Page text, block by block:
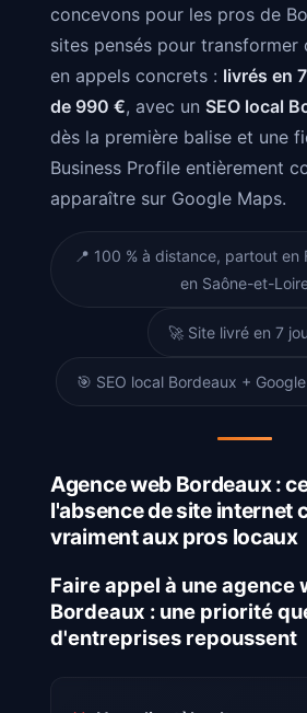
concevons pour les pros de
sites pensés pour transformer
en appels concrets : livrés en
de 990 €, avec un SEO local
dès la première balise et une
Business Profile entièrement
apparaître sur Google Maps.
📍 100 % à distance, partout
en Saône-et-
🚀 Site livré en 7
🎯 SEO local Bordeaux +
Agence web Bordeaux :
l'absence de site internet
vraiment aux pros locaux
Faire appel à une agence
Bordeaux : une priorité
d'entreprises repoussent